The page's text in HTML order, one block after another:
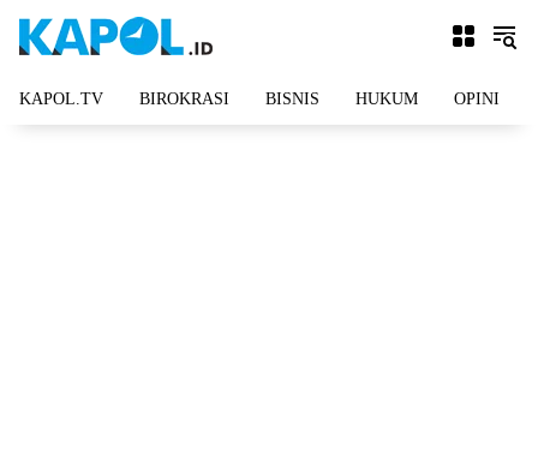
KAPOL.TV BIROKRASI BISNIS HUKUM OPINI